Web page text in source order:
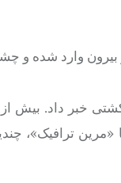
بیرون وارد شده و
خبر داد. بیش
ترافیک»،